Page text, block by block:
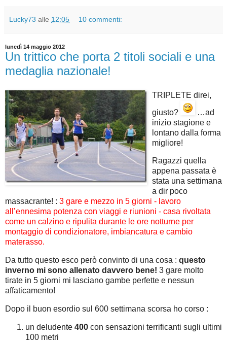
Lucky73 alle 12:05 10 commenti:
lunedì 14 maggio 2012
Un trittico che porta 2 titoli sociali e una
medaglia nazionale!
TRIPLETE direi,
giusto?
…ad
inizio stagione e
lontano dalla forma
migliore!
Ragazzi quella
appena passata è
stata una settimana
a dir poco
massacrante! : 3 gare e mezzo in 5 giorni - lavoro
all’ennesima potenza con viaggi e riunioni - casa rivoltata
come un calzino e ripulita durante le ore notturne per
montaggio di condizionatore, imbiancatura e cambio
materasso.
Da tutto questo esco però convinto di una cosa : questo
inverno mi sono allenato davvero bene! 3 gare molto
tirate in 5 giorni mi lasciano gambe perfette e nessun
affaticamento!
Dopo il buon esordio sul 600 settimana scorsa ho corso :
un deludente 400 con sensazioni terrificanti sugli ultimi
100 metri